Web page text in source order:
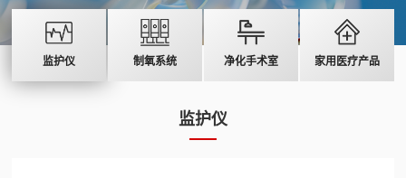
监护仪 制氧系统 净化手术室 家用医疗产品
监护仪